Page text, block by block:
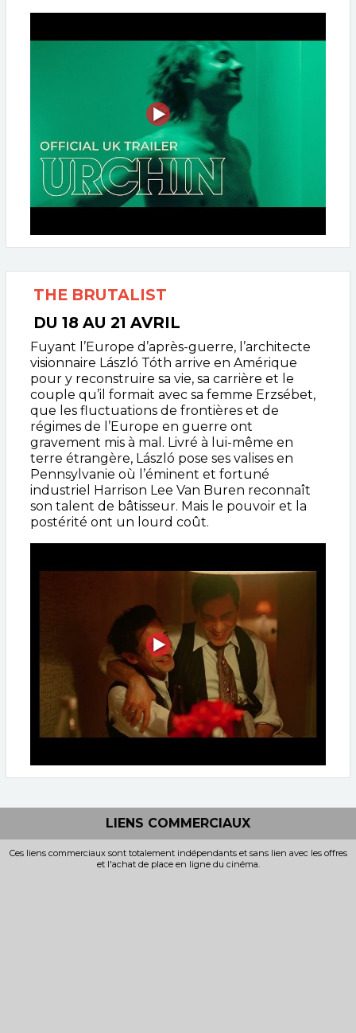
THE BRUTALIST
DU 18 AU 21 AVRIL
Fuyant l’Europe d’après-guerre, l’architecte
visionnaire László Tóth arrive en Amérique
pour y reconstruire sa vie, sa carrière et le
couple qu’il formait avec sa femme Erzsébet,
que les fluctuations de frontières et de
régimes de l’Europe en guerre ont
gravement mis à mal. Livré à lui-même en
terre étrangère, László pose ses valises en
Pennsylvanie où l’éminent et fortuné
industriel Harrison Lee Van Buren reconnaît
son talent de bâtisseur. Mais le pouvoir et la
postérité ont un lourd coût.
LIENS COMMERCIAUX
Ces liens commerciaux sont totalement indépendants et sans lien avec les offres
et l'achat de place en ligne du cinéma.